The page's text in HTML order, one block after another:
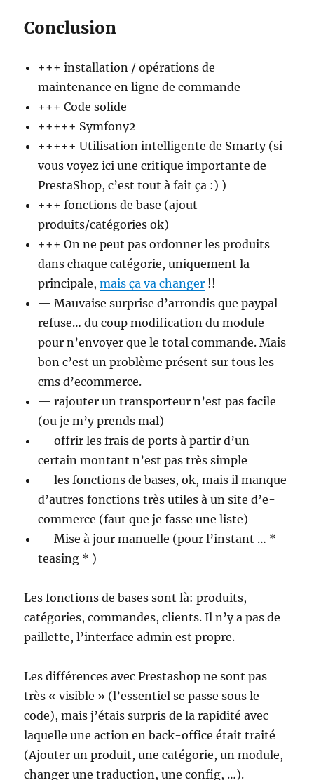
Conclusion
+++ installation / opérations de
maintenance en ligne de commande
+++ Code solide
+++++ Symfony2
+++++ Utilisation intelligente de Smarty (si
vous voyez ici une critique importante de
PrestaShop, c’est tout à fait ça :) )
+++ fonctions de base (ajout
produits/catégories ok)
±±± On ne peut pas ordonner les produits
dans chaque catégorie, uniquement la
principale,mais ça va changer !!
— Mauvaise surprise d’arrondis que paypal
refuse… du coup modification du module
pour n’envoyer que le total commande. Mais
bon c’est un problème présent sur tous les
cms d’ecommerce.
— rajouter un transporteur n’est pas facile
(ou je m’y prends mal)
— offrir les frais de ports à partir d’un
certain montant n’est pas très simple
— les fonctions de bases, ok, mais il manque
d’autres fonctions très utiles à un site d’e-
commerce (faut que je fasse une liste)
— Mise à jour manuelle (pour l’instant … *
teasing * )
Les fonctions de bases sont là: produits,
catégories, commandes, clients. Il n’y a pas de
paillette, l’interface admin est propre.
Les différences avec Prestashop ne sont pas
très « visible » (l’essentiel se passe sous le
code), mais j’étais surpris de la rapidité avec
laquelle une action en back-office était traité
(Ajouter un produit, une catégorie, un module,
changer une traduction, une config, …).